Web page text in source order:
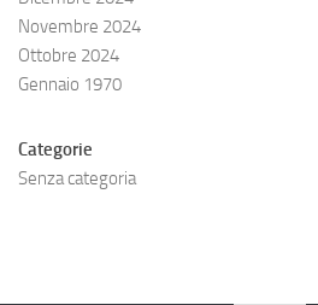
Novembre 2024
Ottobre 2024
Gennaio 1970
Categorie
Senza categoria